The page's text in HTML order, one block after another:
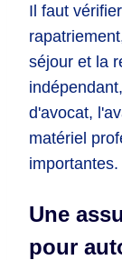
Il faut
séjour et la
d'avocat,
matériel
importantes.
Une
pour